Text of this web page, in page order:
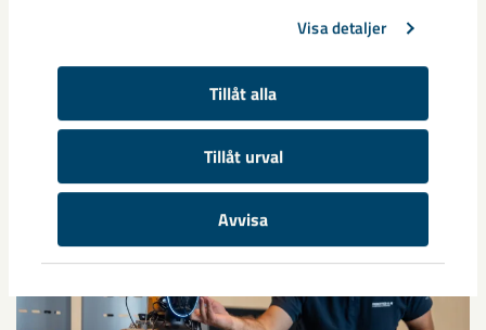
Visa detaljer
Tillåt alla
Tillåt urval
Avvisa
Relaterat innehåll